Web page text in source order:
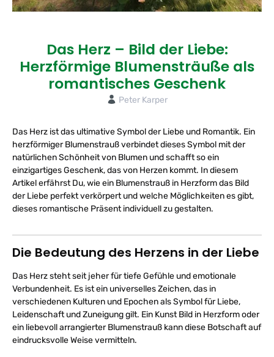
Das Herz – Bild der Liebe:
Herzförmige Blumensträuße als
romantisches Geschenk
Peter Karper
Das Herz ist das ultimative Symbol der Liebe und Romantik. Ein
herzförmiger Blumenstrauß verbindet dieses Symbol mit der
natürlichen Schönheit von Blumen und schafft so ein
einzigartiges Geschenk, das von Herzen kommt. In diesem
Artikel erfährst Du, wie ein Blumenstrauß in Herzform das Bild
der Liebe perfekt verkörpert und welche Möglichkeiten es gibt,
dieses romantische Präsent individuell zu gestalten.
Die Bedeutung des Herzens in der Liebe
Das Herz steht seit jeher für tiefe Gefühle und emotionale
Verbundenheit. Es ist ein universelles Zeichen, das in
verschiedenen Kulturen und Epochen als Symbol für Liebe,
Leidenschaft und Zuneigung gilt. Ein Kunst Bild in Herzform oder
ein liebevoll arrangierter Blumenstrauß kann diese Botschaft auf
eindrucksvolle Weise vermitteln.